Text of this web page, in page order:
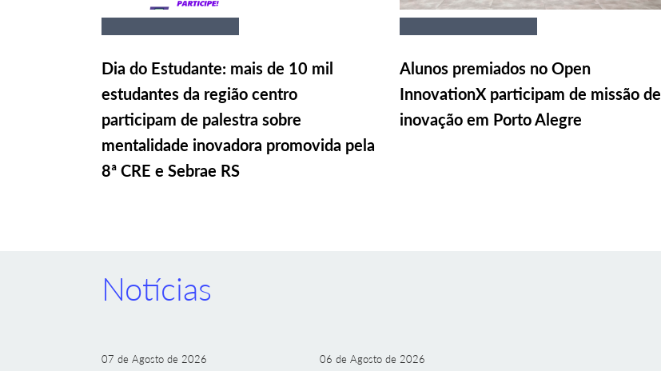
Dia do Estudante: mais de 10 mil
estudantes da região centro
participam de palestra sobre
mentalidade inovadora promovida pela
8ª CRE e Sebrae RS
Alunos premiados no Open
InnovationX participam de missão de
inovação em Porto Alegre
Notícias
07 de Agosto de 2026 06 de Agosto de 2026